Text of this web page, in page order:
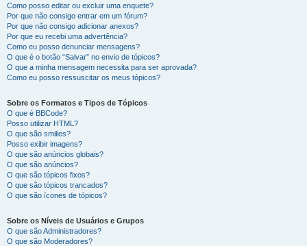
Como posso editar ou excluir uma enquete?
Por que não consigo entrar em um fórum?
Por que não consigo adicionar anexos?
Por que eu recebi uma advertência?
Como eu posso denunciar mensagens?
O que é o botão “Salvar” no envio de tópicos?
O que a minha mensagem necessita para ser aprovada?
Como eu posso ressuscitar os meus tópicos?
Sobre os Formatos e Tipos de Tópicos
O que é BBCode?
Posso utilizar HTML?
O que são smilies?
Posso exibir imagens?
O que são anúncios globais?
O que são anúncios?
O que são tópicos fixos?
O que são tópicos trancados?
O que são ícones de tópicos?
Sobre os Níveis de Usuários e Grupos
O que são Administradores?
O que são Moderadores?